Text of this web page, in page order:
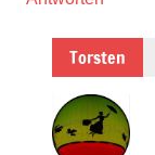
Torsten